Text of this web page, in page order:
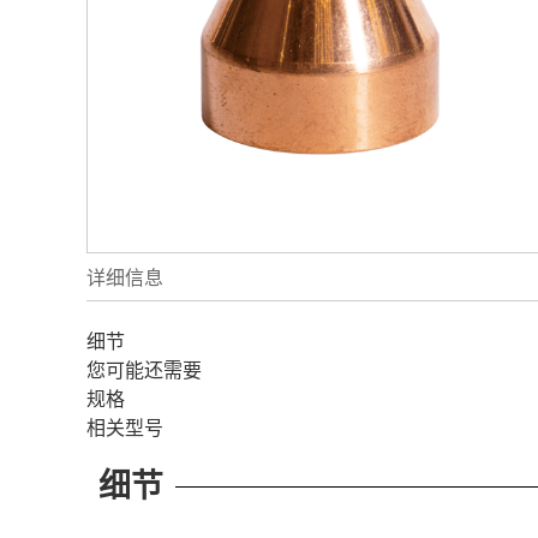
详细信息
细节
您可能还需要
规格
相关型号
细节